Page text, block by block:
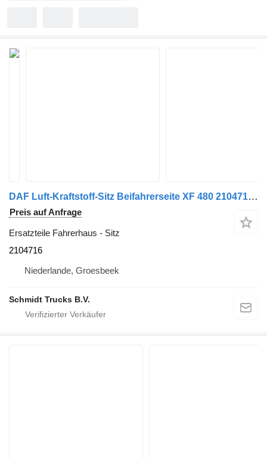
DAF Luft-Kraftstoff-Sitz Beifahrerseite XF 480 2104716 für LKW
Preis auf Anfrage
Ersatzteile Fahrerhaus - Sitz
2104716
Niederlande, Groesbeek
Schmidt Trucks B.V.